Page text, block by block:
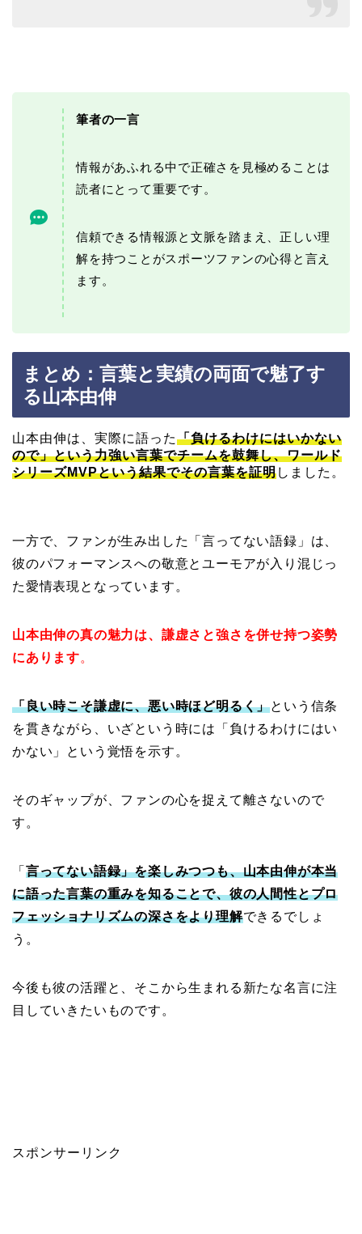
筆者の一言
情報があふれる中で正確さを見極めることは
読者にとって重要です。
信頼できる情報源と文脈を踏まえ、正しい理
解を持つことがスポーツファンの心得と言え
ます。
まとめ：言葉と実績の両面で魅了す
る山本由伸
山本由伸は、実際に語った「負けるわけにはいかない
ので」という力強い言葉でチームを鼓舞し、ワールド
シリーズMVPという結果でその言葉を証明しました。
一方で、ファンが生み出した「言ってない語録」は、
彼のパフォーマンスへの敬意とユーモアが入り混じっ
た愛情表現となっています。
山本由伸の真の魅力は、謙虚さと強さを併せ持つ姿勢
にあります。
「良い時こそ謙虚に、悪い時ほど明るく」という信条
を貫きながら、いざという時には「負けるわけにはい
かない」という覚悟を示す。
そのギャップが、ファンの心を捉えて離さないので
す。
「 言ってない語録」を楽しみつつも、山本由伸が本当
に語った言葉の重みを知ることで、彼の人間性とプロ
フェッショナリズムの深さをより理解できるでしょ
う。
今後も彼の活躍と、そこから生まれる新たな名言に注
目していきたいものです。
スポンサーリンク